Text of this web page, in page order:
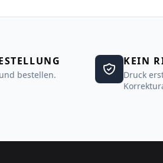
bestellen.
KEIN
Druck